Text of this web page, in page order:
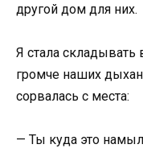
другой дом для них.
Я стала
громче наших
сорвалась с места:
— Ты куда это